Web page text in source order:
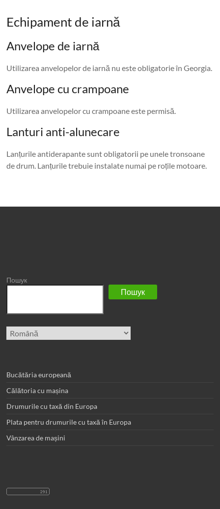
Echipament de iarnă
Anvelope de iarnă
Utilizarea anvelopelor de iarnă nu este obligatorie în Georgia.
Anvelope cu crampoane
Utilizarea anvelopelor cu crampoane este permisă.
Lanturi anti-alunecare
Lanțurile antiderapante sunt obligatorii pe unele tronsoane
de drum. Lanțurile trebuie instalate numai pe roțile motoare.
Пошук
Пошук
Alege
o
Bucătăria europeană
Călătoria cu mașina
Drumurile cu taxă din Europa
Plata pentru drumurile cu taxă în Europa
Vânzarea de mașini